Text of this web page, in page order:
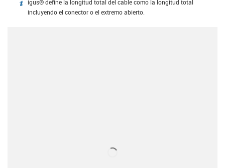
igus-icon-info
igus® define la longitud total del cable como la longitud total
incluyendo el conector o el extremo abierto.